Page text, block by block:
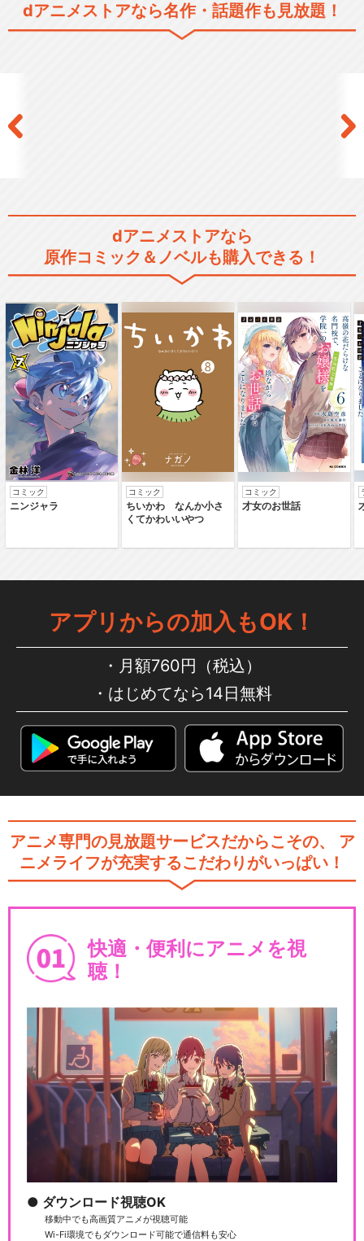
ラブライブ！サンシャイン!!T
he Schoo…
ラブライブ！虹ヶ咲学園スク
ールアイドル同好会
ラブライブ！虹ヶ咲学園スク
ールアイドル同好会T…
にじよん あにめーしょん２
にじよん あにめーしょん 第13
にじよん あにめーしょん2 第1
3～15話（B…
ラブライブ！スーパースタ
ラブライブ！スーパースタ
ー!!TVアニメ2期
ラブライブ！スーパースタ
ー!!TVアニメ3期
dアニメストアなら名作・話題作も見放題！
dアニメストアなら
原作コミック＆ノベルも購入できる！
コミック
ニンジャラ
コミック
ちいかわ なんか小さ
くてかわいいやつ
コミック
才女のお世話
アプリからの加入もOK！
月額760円（税込）
はじめてなら14日無料
アニメ専門の見放題サービスだからこその、
ア
ニメライフが充実するこだわりがいっぱい！
快適・便利にアニメを視
聴！
ダウンロード視聴OK
移動中でも高画質アニメが視聴可能
Wi-Fi環境でもダウンロード可能で通信料も安心